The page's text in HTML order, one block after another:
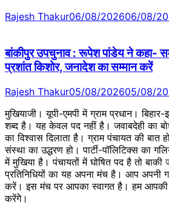
Rajesh Thakur06/08/202606/08/
बांकीपुर उपचुनाव : रूपेश पांडेय ने कहा-
प्रशांत किशोर, जनादेश का सम्मान करें
Rajesh Thakur05/08/202605/08/
मुखियाजी। यूपी-एमपी में ग्राम प्रधान।
शब्द है। यह केवल पद नहीं है। जवाबदेही का
का विश्वास दिलाता है। ग्राम पंचायत की बात
संस्था का उद्धरण हो। पार्टी-पॉलिटिक्स का
में मुखिया है। पंचायतों में घोषित पद है तो
प्रतिनिधियों का यह अपना मंच है। आप अपनी
करें। इस मंच पर आपका स्वागत है। हम आपकी
करेंगेे।